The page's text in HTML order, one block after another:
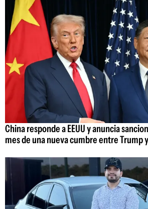
China responde a EEUU y anuncia
mes de una nueva cumbre entre Trump